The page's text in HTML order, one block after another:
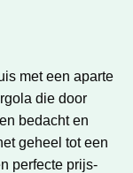
met een aparte
die door
bedacht en
geheel tot een
perfecte prijs-